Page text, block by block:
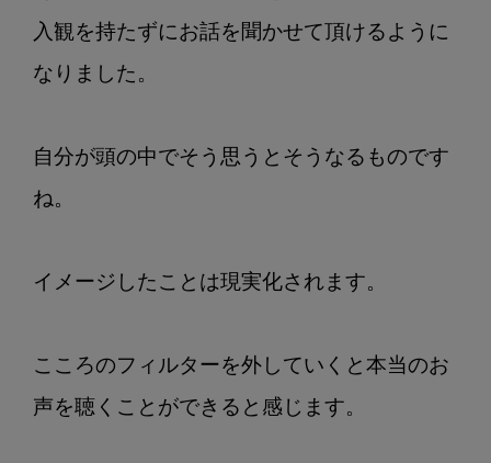
入観を持たずにお話を聞かせて頂けるように
なりました。
自分が頭の中でそう思うとそうなるものです
ね。
イメージしたことは現実化されます。
こころのフィルターを外していくと本当のお
声を聴くことができると感じます。